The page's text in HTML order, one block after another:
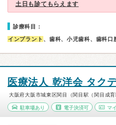
土日も診てもらえます
診療科目：
インプラント 、歯科、小児歯科、歯科口
医療法人 乾洋会 タク
大阪府大阪市城東区関目（関目駅（関目成
駐車場あり 電子決済可 マ